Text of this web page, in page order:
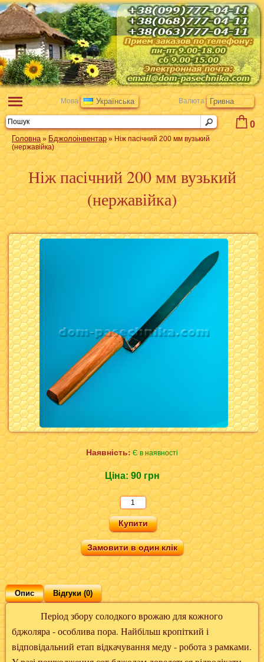
0
Мова Українська Валюта Гривна
Головна» Бджолоінвентар » Ніж пасічний 200 мм вузький
(нержавійка)
Ніж пасічний 200 мм вузький
(нержавійка)
Наявність:Є в наявності
Ціна: 90 грн
Замовити в один клік
Опис Відгуки (0)
Період збору солодкого врожаю для кожного
бджоляра - особлива пора. Найбільш кропіткий і
відповідальний етап відкачування меду - робота з рамками.